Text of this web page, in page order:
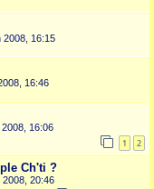
2008, 16:15
16:46
16:06
1 2
Ch'ti ?
2008, 20:46